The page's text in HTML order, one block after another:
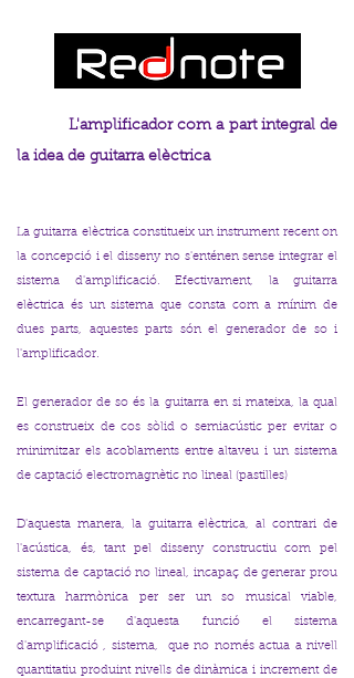
L'amplificador com a part integral de
la idea de guitarra elèctrica
La guitarra elèctrica constitueix un instrument recent on
la concepció i el disseny no s'enténen sense integrar el
sistema d'amplificació. Efectivament, la guitarra
elèctrica és un sistema que consta com a mínim de
dues parts, aquestes parts són el generador de so i
l'amplificador.
El generador de so és la guitarra en si mateixa, la qual
es construeix de cos sòlid o semiacústic per evitar o
minimitzar els acoblaments entre altaveu i un sistema
de captació electromagnètic no lineal (pastilles)
D'aquesta manera, la guitarra elèctrica, al contrari de
l'acústica, és, tant pel disseny constructiu com pel
sistema de captació no lineal, incapaç de generar prou
textura harmònica per ser un so musical viable,
encarregant-se d'aquesta funció el sistema
d'amplificació , sistema, que no només actua a nivell
quantitatiu produint nivells de dinàmica i increment de